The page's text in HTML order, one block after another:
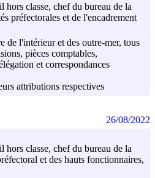
hors classe, chef du bureau de la
préfectorales et de l'encadrement
de l'intérieur et des outre-mer, tous
pièces comptables,
et correspondances
attributions respectives
hors classe, chef du bureau de la
et des hauts fonctionnaires,
26/08/2022